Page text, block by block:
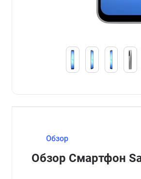
Обзор
Обзор Смартфон